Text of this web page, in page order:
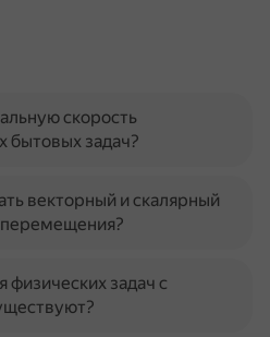
скорость
бытовых задач?
векторный и скалярный
задач с